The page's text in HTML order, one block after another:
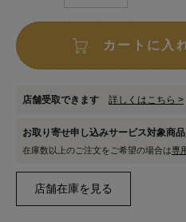
カートに入
店舗受取できます 詳しくはこちら >
お取り寄せ申し込みサービス対象商
在庫数以上のご注文をご希望の場合は専